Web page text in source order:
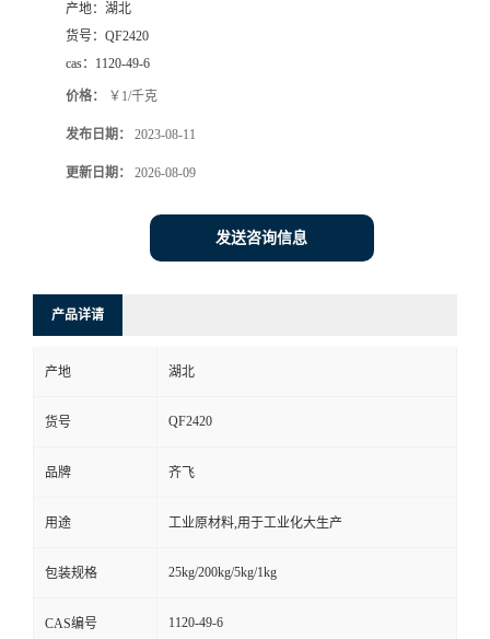
产地： 湖北
货号： QF2420
cas： 1120-49-6
价格： ￥1/千克
发布日期： 2023-08-11
更新日期： 2026-08-09
发送咨询信息
产品详请
产地 湖北
货号 QF2420
品牌 齐飞
用途 工业原材料,用于工业化大生产
包装规格 25kg/200kg/5kg/1kg
CAS编号 1120-49-6